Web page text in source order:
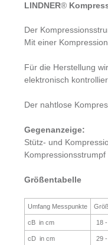
LINDNER®
Der
Mit einer
Für die Herstellung
elektronisch
Der nahtlose
Gegenanzeige:
Stütz- und
Größentabelle
Umfang Messpunkte
cB in cm 18 -
cD in cm 29